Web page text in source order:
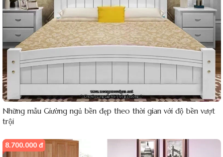
Những mẫu Giường ngủ bền đẹp theo thời gian với độ bền vượt
trội
8.700.000 đ